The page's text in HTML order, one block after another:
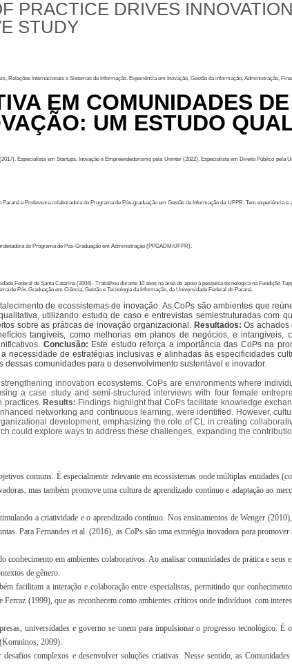
PRACTICE DRIVES
STUDY
Internacionais e Sistemas de Informação. Experiência em Inovação, Gestão da informação, Administração,
EM COMUNIDADES
UM ESTUDO
Especialista em Startups, Inovação e Empreendedorismo pela Uninter (2022). Especialista em Direito Público pela
e Professora colaboradora do Programa de Pós-graduação em Gestão da Informação da UFPR. Tem experiência
do Programa de Pós-Graduação em Administração (PPGADM/UFPR).
Federal de Santa Catarina (2004). Trabalhou durante 10 anos na área de apoio à pesquisa tecnológica na Fundição
de Pós-Graduação em Ciência, Gestão e Tecnologia da Informação, da Universidade Federal do Paraná.
de ecossistemas de inovação. As CoPs são ambientes que
utilizando estudo de caso e entrevistas semiestruturadas com
sobre as práticas de inovação organizacional. Resultados: Os achados
tangíveis, como melhorias em planos de negócios, e intangíveis,
Conclusão: Este estudo reforça a importância das CoPs na
de estratégias inclusivas e alinhadas às especificidades
comunidades para o desenvolvimento sustentável e inovador.
innovation ecosystems. CoPs are environments where
a case study and semi-structured interviews with four female
practices. Results: Findings highlight that CoPs facilitate knowledge
networking and continuous learning, were identified. However,
development, emphasizing the role of CL in creating
explore ways to address these challenges, expanding the
comuns. É especialmente relevante em ecossistemas onde múltiplas entidades
mas também promove uma cultura de aprendizado contínuo e adaptação ao
a criatividade e o aprendizado contínuo. Nos ensinamentos de Wenger
Para Fernandes et al. (2016), as CoPs são uma estratégia inovadora para
em ambientes colaborativos. Ao analisar comunidades de prática e seus
de gênero.
facilitam a interação e colaboração entre especialistas, permitindo que
(1999), que as reconhecem como ambientes críticos onde indivíduos com
universidades e governo se unem para impulsionar o progresso tecnológico. É
2009).
complexos e desenvolver soluções criativas. Nesse sentido, as